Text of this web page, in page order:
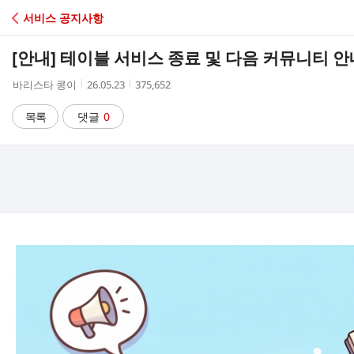
C
A
서비스 공지사항
[안내] 테이블 서비스 종료 및 다음 커뮤니티 안
작
자
바리스타 콩이
작
시
간
26.05.23
조
375,652
목록 댓글 0